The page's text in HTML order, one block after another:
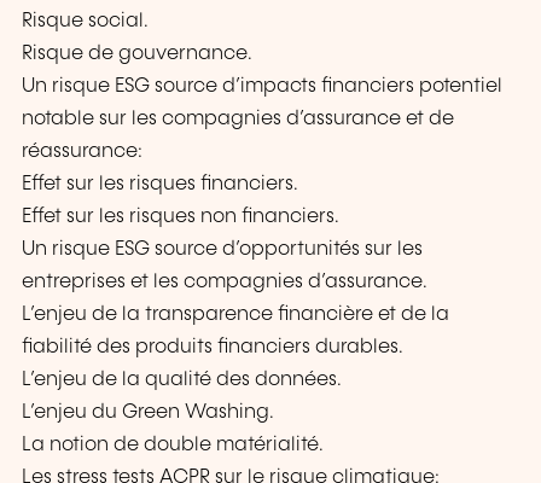
Risque social.
Risque de gouvernance.
Un risque ESG source d’impacts financiers potentiel
notable sur les compagnies d’assurance et de
réassurance:
Effet sur les risques financiers.
Effet sur les risques non financiers.
Un risque ESG source d’opportunités sur les
entreprises et les compagnies d’assurance.
L’enjeu de la transparence financière et de la
fiabilité des produits financiers durables.
L’enjeu de la qualité des données.
L’enjeu du Green Washing.
La notion de double matérialité.
Les stress tests ACPR sur le risque climatique: